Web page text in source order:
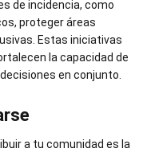
de incidencia, como
proteger áreas
Estas iniciativas
la capacidad de
en conjunto.
a tu comunidad es la